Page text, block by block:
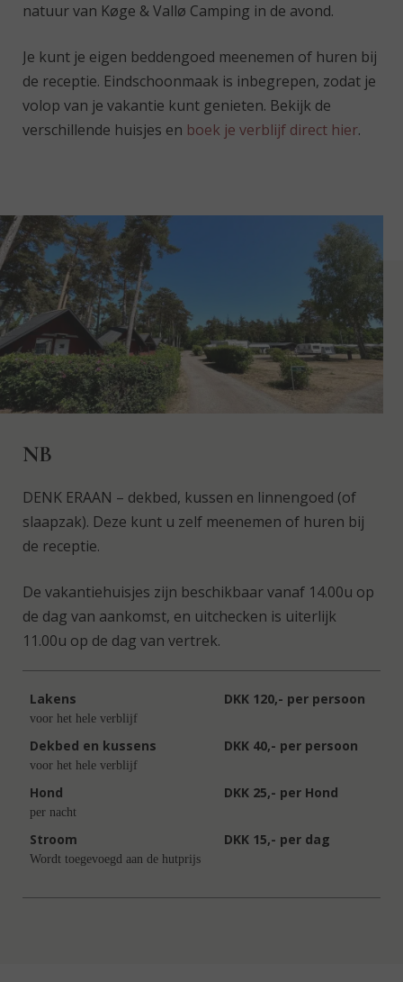
natuur van Køge & Vallø Camping in de avond.
Je kunt je eigen beddengoed meenemen of huren bij
de receptie. Eindschoonmaak is inbegrepen, zodat je
volop van je vakantie kunt genieten. Bekijk de
verschillende huisjes en boek je verblijf direct hier.
NB
DENK ERAAN – dekbed, kussen en linnengoed (of
slaapzak). Deze kunt u zelf meenemen of huren bij
de receptie.
De vakantiehuisjes zijn beschikbaar vanaf 14.00u op
de dag van aankomst, en uitchecken is uiterlijk
11.00u op de dag van vertrek.
Lakens DKK 120,- per persoon
voor het hele verblijf
Dekbed en kussens DKK 40,- per persoon
voor het hele verblijf
Hond DKK 25,- per Hond
per nacht
Stroom DKK 15,- per dag
Wordt toegevoegd aan de hutprijs